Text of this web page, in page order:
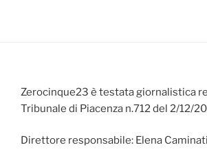
Zerocinque23 è testata giornalistica
Tribunale di Piacenza n.712 del 2/12/
Direttore responsabile: Elena Caminati